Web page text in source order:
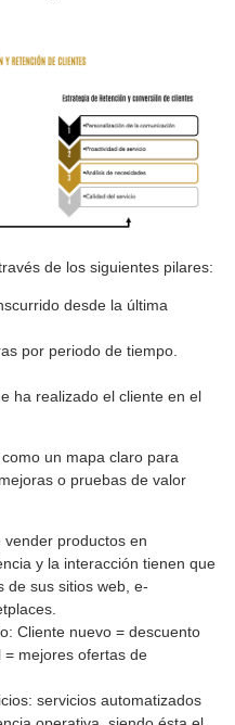
de los siguientes pilares:
desde la última
por periodo de tiempo.
ha realizado el cliente en el
un mapa claro para
o pruebas de valor
productos en
y la interacción tienen que
de sus sitios web, e-
Cliente nuevo = descuento
= mejores ofertas de
servicios automatizados